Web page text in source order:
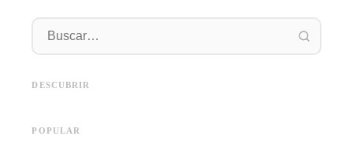
DESCUBRIR
carrera
POPULAR